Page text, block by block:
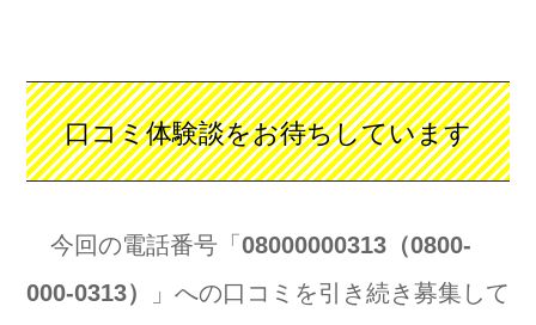
口コミ体験談をお待ちしています
今回の電話番号「08000000313（0800-
000-0313）
」への口コミを引き続き募集して